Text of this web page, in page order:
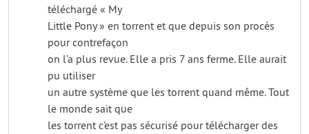
téléchargé « My
Little Pony » en torrent et que depuis son procès
pour contrefaçon
on l’a plus revue. Elle a pris 7 ans ferme. Elle aurait
pu utiliser
un autre système que les torrent quand même. Tout
le monde sait que
les torrent c’est pas sécurisé pour télécharger des